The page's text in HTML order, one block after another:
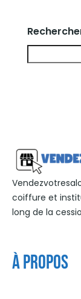
coiffure et
long de la
À Propos